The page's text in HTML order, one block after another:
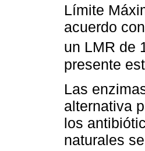
Límite
acuerdo
un LMR de
presente
Las
alternativa
los
naturales